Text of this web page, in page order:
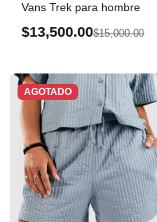
Vans Trek para hombre
$13,500.00$15,000.00
AGOTADO